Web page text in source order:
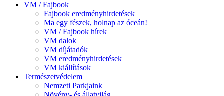
VM / Fajbook
Fajbook eredményhirdetések
Ma egy fészek, holnap az óceán!
VM / Fajbook hírek
VM dalok
VM díjátadók
VM eredményhirdetések
VM kiállítások
Természetvédelem
Nemzeti Parkjaink